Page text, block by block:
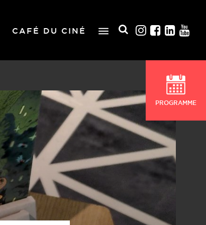
CAFÉ DU CINÉ
PROGRAMME